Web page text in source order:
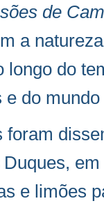
de
a
longo do
do
e limões